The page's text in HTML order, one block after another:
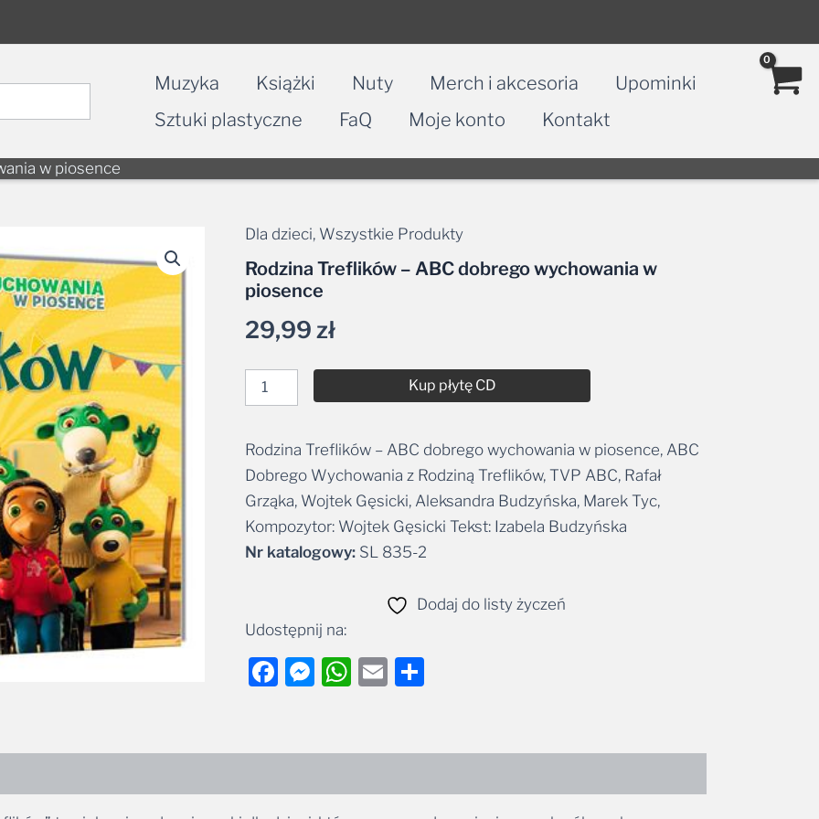
Muzyka Książki Nuty Merch i akcesoria
Upominki
Sztuki plastyczne
FaQ Moje konto Kontakt
w piosence
Dla dzieci, Wszystkie Produkty
Rodzina Treflików – ABC dobrego wychowania w
piosence
29,99zł
ilość
Treflików
-
dobrego
wychowania
piosence
Kup płytę CD
Alternative:
Rodzina Treflików – ABC dobrego wychowania w piosence, ABC
Dobrego Wychowania z Rodziną Treflików, TVP ABC, Rafał
Grząka, Wojtek Gęsicki, Aleksandra Budzyńska, Marek Tyc,
Kompozytor: Wojtek Gęsicki Tekst: Izabela Budzyńska
Nr katalogowy:SL 835-2
Dodaj do listy życzeń
Udostępnij na:
Facebook
Messenger
WhatsApp
EmailShare